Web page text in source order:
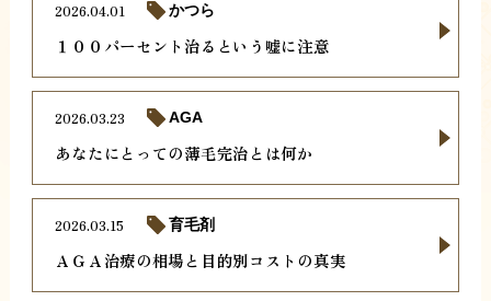
１００パーセント治るという嘘に注意
2026.04.01 かつら
あなたにとっての薄毛完治とは何か
2026.03.23 AGA
ＡＧＡ治療の相場と目的別コストの真実
2026.03.15 育毛剤